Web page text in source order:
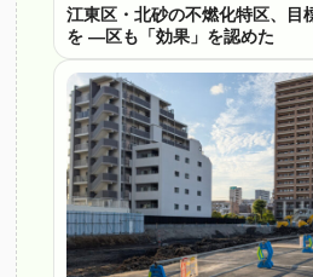
江東区・北砂の不燃化特区、目
を ―区も「効果」を認めた